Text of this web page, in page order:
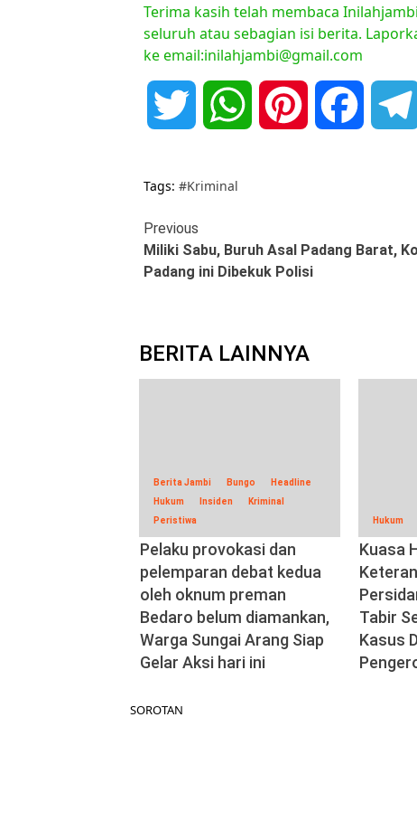
Terima kasih telah membaca
seluruh atau sebagian isi berita.
ke email:inilahjambi@gmail.com
Twitter WhatsAppPinterest
Tags:#Kriminal
Continue
Reading
Previous
Miliki Sabu, Buruh Asal Padang Barat,
Padang ini Dibekuk Polisi
BERITA LAINNYA
Berita Jambi Bungo
Headline
Hukum
Insiden
Kriminal
Peristiwa
Pelaku provokasi dan
pelemparan debat kedua
oleh oknum preman
Bedaro belum diamankan,
Warga Sungai Arang Siap
Gelar Aksi hari ini
Hukum
Kuasa
Tabir
Kasus
SOROTAN